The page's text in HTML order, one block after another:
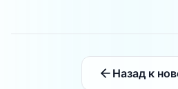
Назад к